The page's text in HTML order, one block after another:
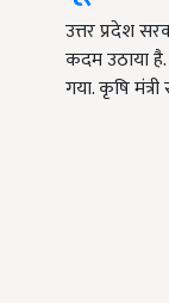
उत्तर प्रदेश
कदम उठाया
गया. कृषि